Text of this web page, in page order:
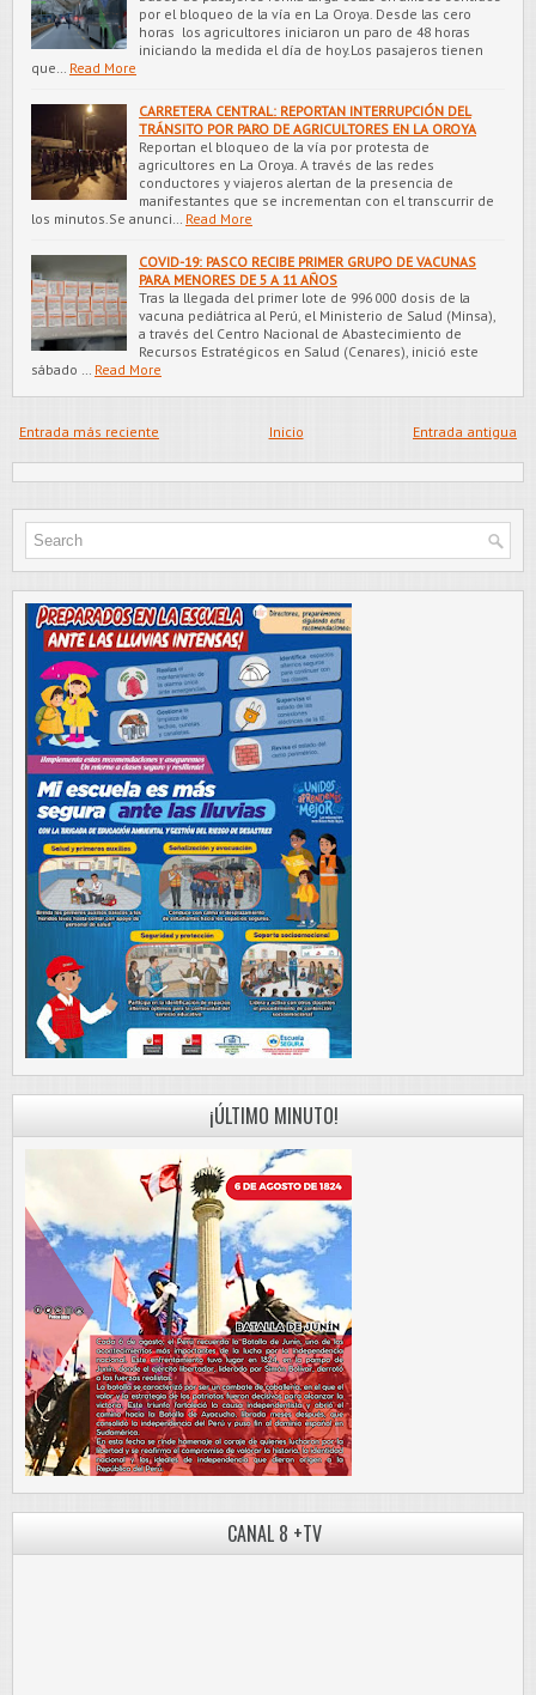
por el bloqueo de la vía en La Oroya. Desde las cero
horas los agricultores iniciaron un paro de 48 horas
iniciando la medida el día de hoy.Los pasajeros tienen
que…
Read More
CARRETERA CENTRAL: REPORTAN INTERRUPCIÓN DEL
TRÁNSITO POR PARO DE AGRICULTORES EN LA OROYA
Reportan el bloqueo de la vía por protesta de
agricultores en La Oroya. A través de las redes
conductores y viajeros alertan de la presencia de
manifestantes que se incrementan con el transcurrir de
los minutos.Se anunci…
Read More
COVID-19: PASCO RECIBE PRIMER GRUPO DE VACUNAS
PARA MENORES DE 5 A 11 AÑOS
Tras la llegada del primer lote de 996 000 dosis de la
vacuna pediátrica al Perú, el Ministerio de Salud (Minsa),
a través del Centro Nacional de Abastecimiento de
Recursos Estratégicos en Salud (Cenares), inició este
sábado …
Read More
Entrada más reciente Entrada antigua
Inicio
¡ÚLTIMO MINUTO!
CANAL 8 +TV